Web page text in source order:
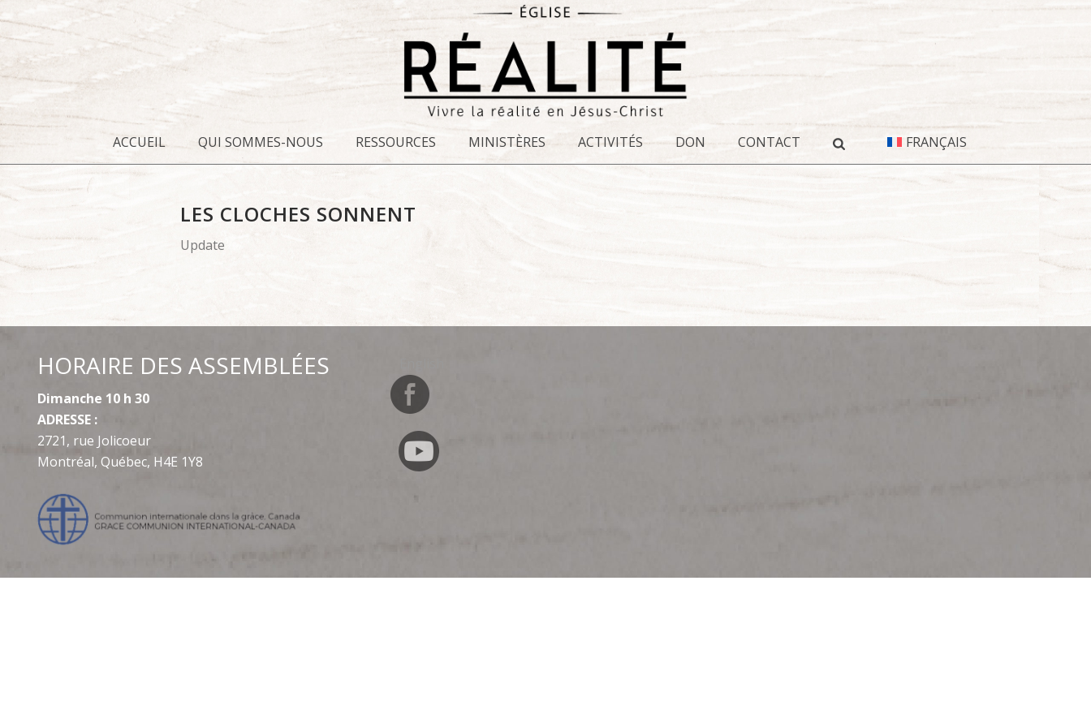
ACCUEIL QUI SOMMES-NOUS RESSOURCES MINISTÈRES ACTIVITÉS DON CONTACT FRANÇAIS
LES CLOCHES SONNENT
Update
HORAIRE DES ASSEMBLÉES
Dimanche 10 h 30
ADRESSE :
2721, rue Jolicoeur
Montréal, Québec, H4E 1Y8